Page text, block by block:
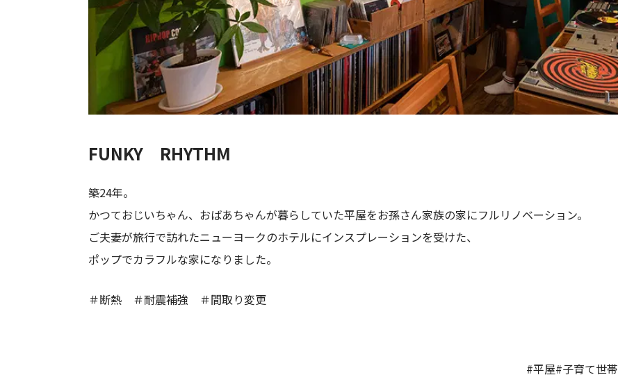
FUNKY RHYTHM
築24年。
かつておじいちゃん、おばあちゃんが暮らしていた平屋をお孫さん家族の家にフルリノベーション。
ご夫妻が旅行で訪れたニューヨークのホテルにインスプレーションを受けた、
ポップでカラフルな家になりました。
＃断熱 ＃耐震補強 ＃間取り変更
#平屋#子育て世帯